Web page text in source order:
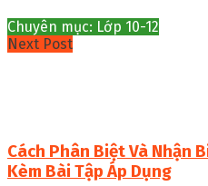
Chuyên mục: Lớp 10-12
Next Post
Cách Phân Biệt Và Nhận
Kèm Bài Tập Áp Dụng